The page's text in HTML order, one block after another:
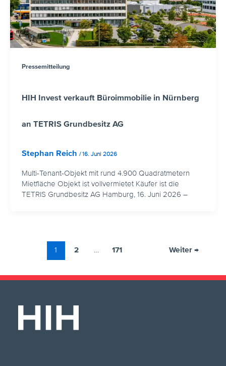
Pressemitteilung
HIH Invest verkauft Büroimmobilie in Nürnberg
an TETRIS Grundbesitz AG
Stephan Reich /16. Juni 2026
Multi-Tenant-Objekt mit rund 4.900 Quadratmetern
Mietfläche Objekt ist vollvermietet Käufer ist die
TETRIS Grundbesitz AG Hamburg, 16. Juni 2026 –
1 2 … 171 Weiter→